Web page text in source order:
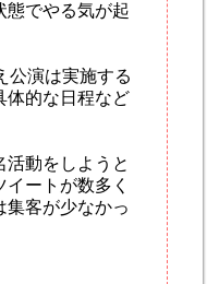
態でやる気が起
公演は実施する
体的な日程など
活動をしようと
ートが数多く
集客が少なかっ